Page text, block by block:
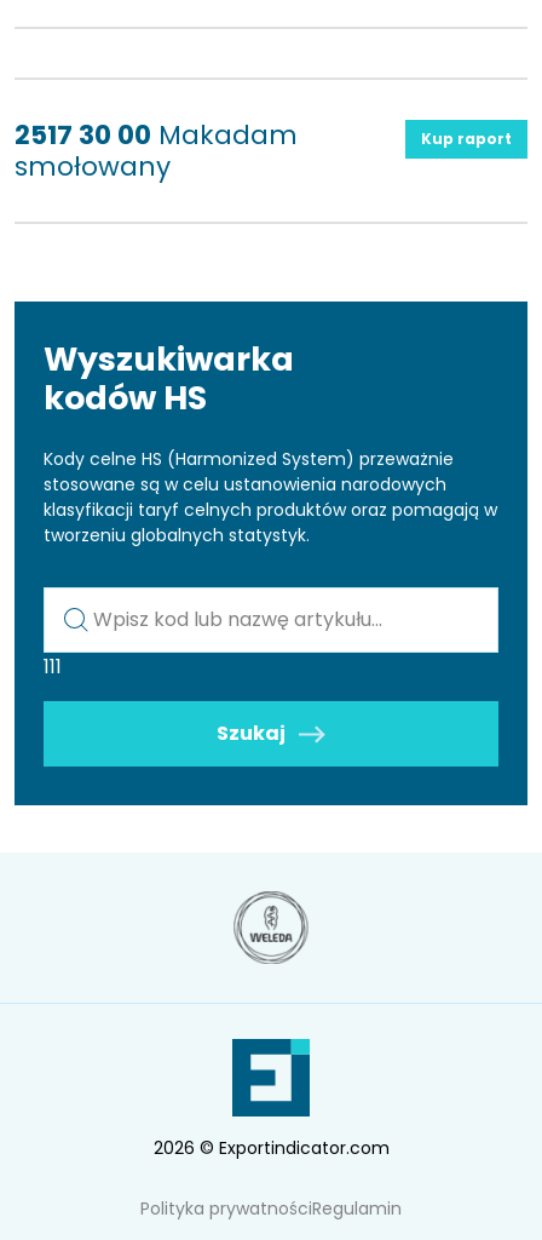
2517 30 00 Makadam
smołowany
Kup raport
Wyszukiwarka
kodów HS
Kody celne HS (Harmonized System) przeważnie
stosowane są w celu ustanowienia narodowych
klasyfikacji taryf celnych produktów oraz pomagają w
tworzeniu globalnych statystyk.
111
Szukaj
2026 © Exportindicator.com
Polityka prywatnościRegulamin